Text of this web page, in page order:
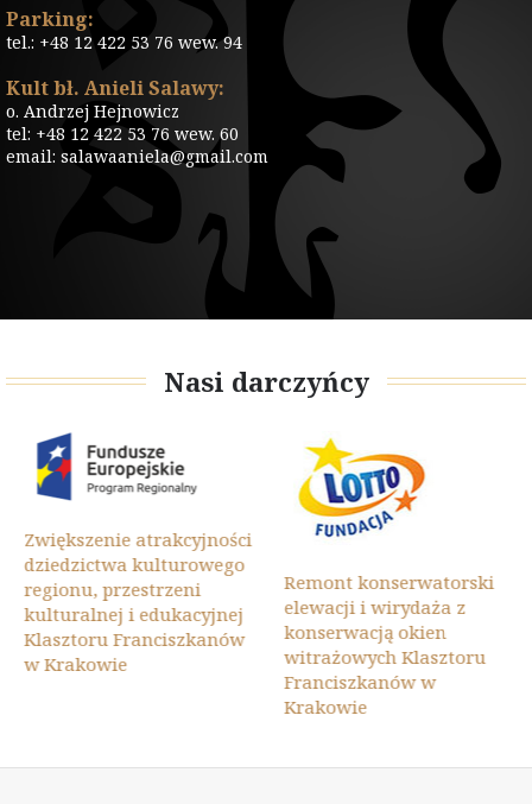
Parking:
tel.: +48 12 422 53 76 wew. 94
Kult bł. Anieli Salawy:
o. Andrzej Hejnowicz
tel: +48 12 422 53 76 wew. 60
email: salawaaniela@gmail.com
Nasi darczyńcy
Zwiększenie atrakcyjności
dziedzictwa kulturowego
regionu, przestrzeni
kulturalnej i edukacyjnej
Klasztoru Franciszkanów
w Krakowie
Remont konserwatorski
elewacji i wirydaża z
konserwacją okien
witrażowych Klasztoru
Franciszkanów w
Krakowie